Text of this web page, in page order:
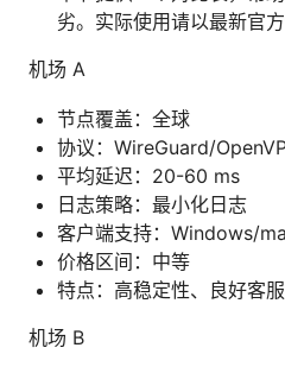
劣。实际使用请以最新官方
机场 A
节点覆盖：全球
协议：WireGuard/
平均延迟：20-60 ms
日志策略：最小化日志
客户端支持：Windows/
价格区间：中等
特点：高稳定性、良好客服
机场 B